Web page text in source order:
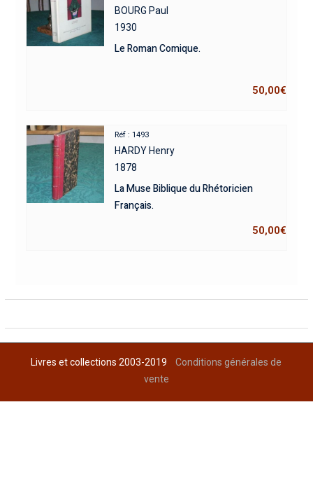
BOURG Paul
1930
Le Roman Comique.
50,00€
Réf : 1493
HARDY Henry
1878
La Muse Biblique du Rhétoricien
Français.
50,00€
Livres et collections 2003-2019Conditions générales de
vente